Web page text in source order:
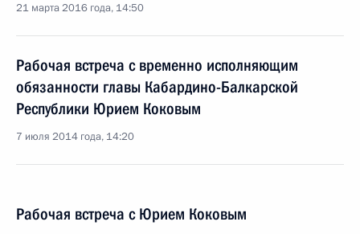
21 марта 2016 года, 14:50
Рабочая встреча с временно исполняющим
обязанности главы Кабардино-Балкарской
Республики Юрием Коковым
7 июля 2014 года, 14:20
Рабочая встреча с Юрием Коковым